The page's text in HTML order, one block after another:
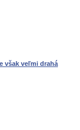
však veľmi drahá